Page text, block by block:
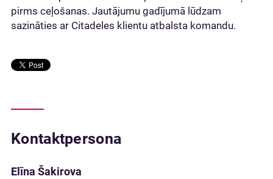
pirms ceļošanas. Jautājumu gadījumā lūdzam
sazināties ar Citadeles klientu atbalsta komandu.
Kontaktpersona
Elīna Šakirova